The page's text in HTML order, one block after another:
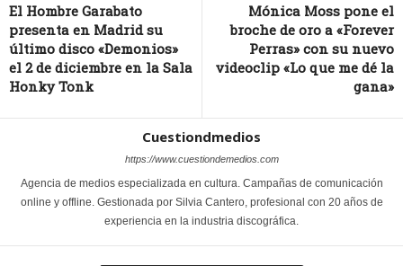
El Hombre Garabato
presenta en Madrid su
último disco «Demonios»
el 2 de diciembre en la Sala
Honky Tonk
Mónica Moss pone el
broche de oro a «Forever
Perras» con su nuevo
videoclip «Lo que me dé la
gana»
Cuestiondmedios
https://www.cuestiondemedios.com
Agencia de medios especializada en cultura. Campañas de comunicación
online y offline. Gestionada por Silvia Cantero, profesional con 20 años de
experiencia en la industria discográfica.